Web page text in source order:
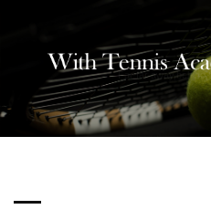
Far far away,behind